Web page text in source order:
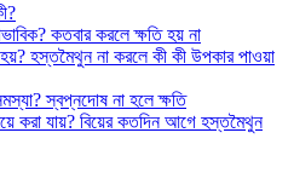
কতবার করলে ক্ষতি হয় না
হস্তমৈথুন না করলে কী কী উপকার পাওয়া
স্বপ্নদোষ না হলে ক্ষতি
করা যায়? বিয়ের কতদিন আগে হস্তমৈথুন